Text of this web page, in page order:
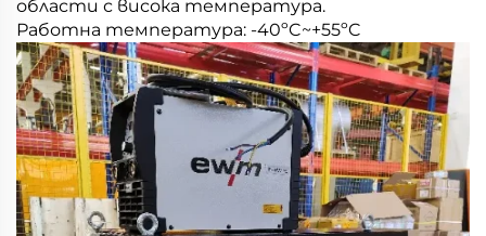
области с висока температура.
Работна температура: -40ºC~+55ºC